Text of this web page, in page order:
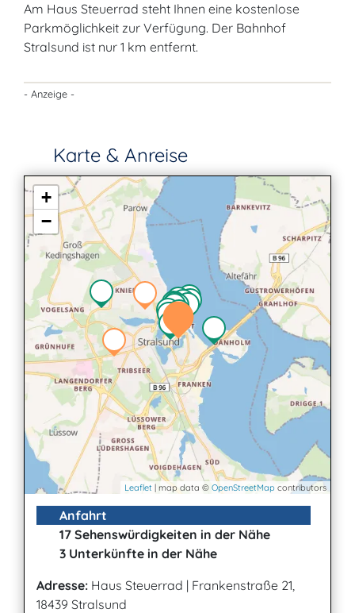
Am Haus Steuerrad steht Ihnen eine kostenlose
Parkmöglichkeit zur Verfügung. Der Bahnhof
Stralsund ist nur 1 km entfernt.
- Anzeige -
Karte & Anreise
+
−
Leaflet | map data © OpenStreetMap contributors
Anfahrt
17 Sehenswürdigkeiten in der Nähe
3 Unterkünfte in der Nähe
Adresse: Haus Steuerrad | Frankenstraße 21,
18439 Stralsund